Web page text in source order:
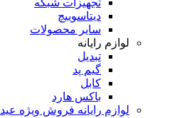
دیتاسوییچ
سایر محصولات
لوازم رایانه
تبدیل
گیم پد
کابل
باکس هارد
لوازم رایانه فروش ویژه عید